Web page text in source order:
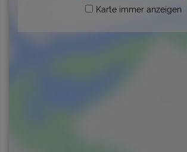
Karte immer anzeigen